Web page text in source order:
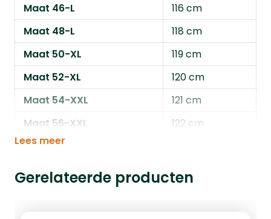
Maat 46-L
116 cm
Maat 48-L
118 cm
Maat 50-XL
119 cm
Maat 52-XL
120 cm
Maat 54-XXL
121 cm
Maat 56-XXL
122 cm
Lees meer
Gerelateerde producten